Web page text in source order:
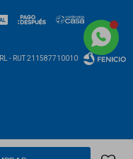
- RUT 211587710010
Fenicio